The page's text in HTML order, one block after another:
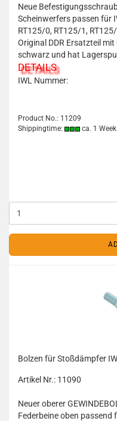
Neue
Scheinwerfers passen für
RT125/0, RT125/1,
Original DDR Ersatzteil
schwarz und hat
DETAILS
IWL Nummer:
Product No.: 11209
Shippingtime:
ca. 1 Week
Bolzen für Stoßdämpfer
Artikel Nr.: 11090
Neuer oberer
Federbeine oben passend